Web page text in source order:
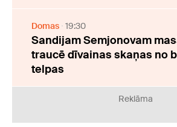
Domas 19:30
Sandijam Semjonovam
traucē dīvainas skaņas no
telpas
Reklāma